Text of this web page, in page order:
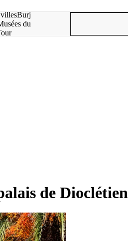
Burj
du
de Dioclétien